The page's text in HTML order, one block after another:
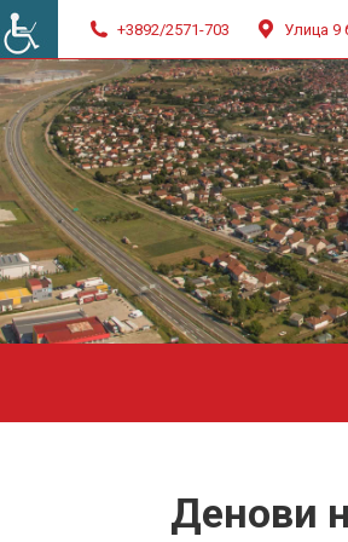
+3892/2571-703 Улица 9
Денови